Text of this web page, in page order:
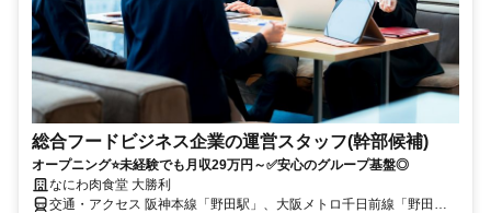
総合フードビジネス企業の運営スタッフ(幹部候補)
オープニング⭐未経験でも月収29万円～✅安心のグループ基盤◎
なにわ肉食堂 大勝利
交通・アクセス 阪神本線「野田駅」、大阪メトロ千日前線「野田阪